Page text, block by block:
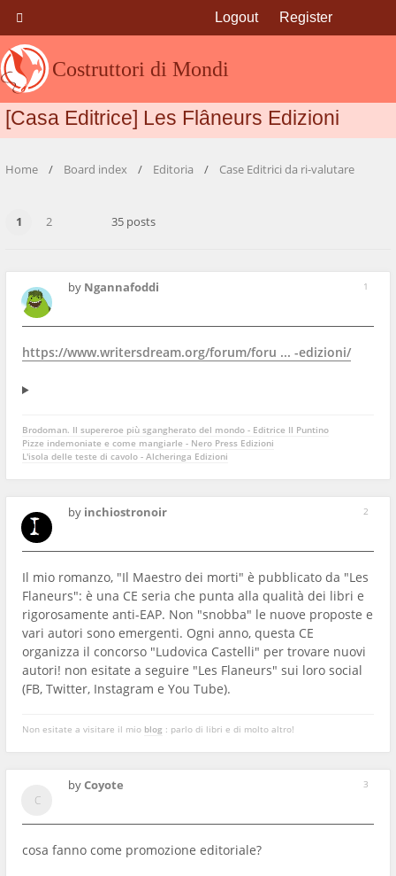
Costruttori di Mondi
Logout Register
[Casa Editrice] Les Flâneurs Edizioni
Home Board index Editoria Case Editrici da ri-valutare
1 2 35 posts
1
by Ngannafoddi
https://www.writersdream.org/forum/foru ... -edizioni/
Brodoman. Il supereroe più sgangherato del mondo - Editrice Il Puntino
Pizze indemoniate e come mangiarle - Nero Press Edizioni
L'isola delle teste di cavolo - Alcheringa Edizioni
2
by inchiostronoir
Il mio romanzo, "Il Maestro dei morti" è pubblicato da "Les
Flaneurs": è una CE seria che punta alla qualità dei libri e
rigorosamente anti-EAP. Non "snobba" le nuove proposte e
vari autori sono emergenti. Ogni anno, questa CE
organizza il concorso "Ludovica Castelli" per trovare nuovi
autori! non esitate a seguire "Les Flaneurs" sui loro social
(FB, Twitter, Instagram e You Tube).
Non esitate a visitare il mio blog : parlo di libri e di molto altro!
3
byCoyote
cosa fanno come promozione editoriale?